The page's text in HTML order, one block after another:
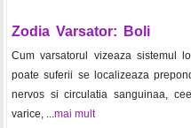
Zodia Varsator: Boli
Cum varsatorul vizeaza sistemul
poate suferii se localizeaza
nervos si circulatia sanguinaa,
varice, ...mai mult